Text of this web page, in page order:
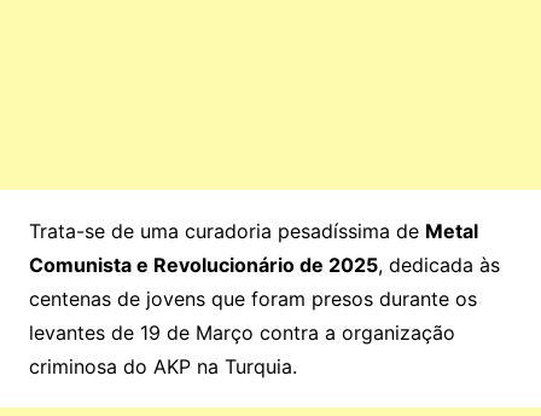
Trata-se de uma curadoria pesadíssima de Metal
Comunista e Revolucionário de 2025, dedicada às
centenas de jovens que foram presos durante os
levantes de 19 de Março contra a organização
criminosa do AKP na Turquia.